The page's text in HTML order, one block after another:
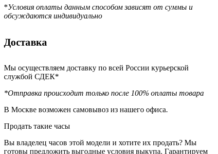
*Условия оплаты данным способом зависят от суммы и
обсуждаются индивидуально
Доставка
Мы осуществляем доставку по всей России курьерской
службой СДЕК*
*Отправка происходит только после 100% оплаты товара
В Москве возможен самовывоз из нашего офиса.
Продать такие часы
Вы владелец часов этой модели и хотите их продать? Мы
готовы предложить выгодные условия выкупа. Гарантируем